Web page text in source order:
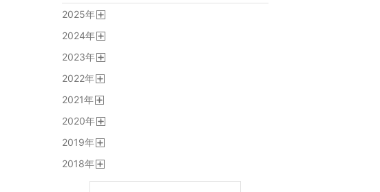
2025年
2024年
2023年
2022年
2021年
2020年
2019年
2018年